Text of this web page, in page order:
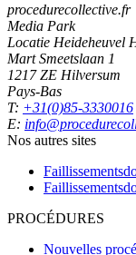
procedurecollective.fr
Media Park
Locatie Heideheuvel
Mart Smeetslaan 1
1217 ZE Hilversum
Pays-Bas
T: +31(0)85-3330016
E:
Nos autres sites
PROCÉDURES
Nouvelles